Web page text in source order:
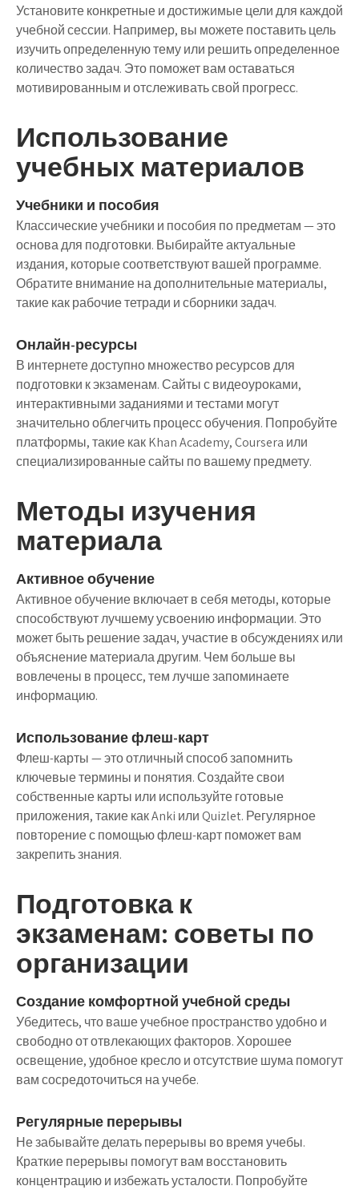
Установите конкретные и достижимые цели для каждой
учебной сессии. Например, вы можете поставить цель
изучить определенную тему или решить определенное
количество задач. Это поможет вам оставаться
мотивированным и отслеживать свой прогресс.
Использование
учебных материалов
Учебники и пособия
Классические учебники и пособия по предметам — это
основа для подготовки. Выбирайте актуальные
издания, которые соответствуют вашей программе.
Обратите внимание на дополнительные материалы,
такие как рабочие тетради и сборники задач.
Онлайн-ресурсы
В интернете доступно множество ресурсов для
подготовки к экзаменам. Сайты с видеоуроками,
интерактивными заданиями и тестами могут
значительно облегчить процесс обучения. Попробуйте
платформы, такие как Khan Academy, Coursera или
специализированные сайты по вашему предмету.
Методы изучения
материала
Активное обучение
Активное обучение включает в себя методы, которые
способствуют лучшему усвоению информации. Это
может быть решение задач, участие в обсуждениях или
объяснение материала другим. Чем больше вы
вовлечены в процесс, тем лучше запоминаете
информацию.
Использование флеш-карт
Флеш-карты — это отличный способ запомнить
ключевые термины и понятия. Создайте свои
собственные карты или используйте готовые
приложения, такие как Anki или Quizlet. Регулярное
повторение с помощью флеш-карт поможет вам
закрепить знания.
Подготовка к
экзаменам: советы по
организации
Создание комфортной учебной среды
Убедитесь, что ваше учебное пространство удобно и
свободно от отвлекающих факторов. Хорошее
освещение, удобное кресло и отсутствие шума помогут
вам сосредоточиться на учебе.
Регулярные перерывы
Не забывайте делать перерывы во время учебы.
Краткие перерывы помогут вам восстановить
концентрацию и избежать усталости. Попробуйте